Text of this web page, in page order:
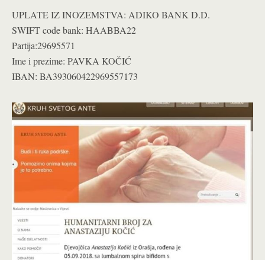
UPLATE IZ INOZEMSTVA: ADIKO BANK D.D.
SWIFT code bank: HAABBA22
Partija:29695571
Ime i prezime: PAVKA KOČIĆ
IBAN: BA393060422969557173